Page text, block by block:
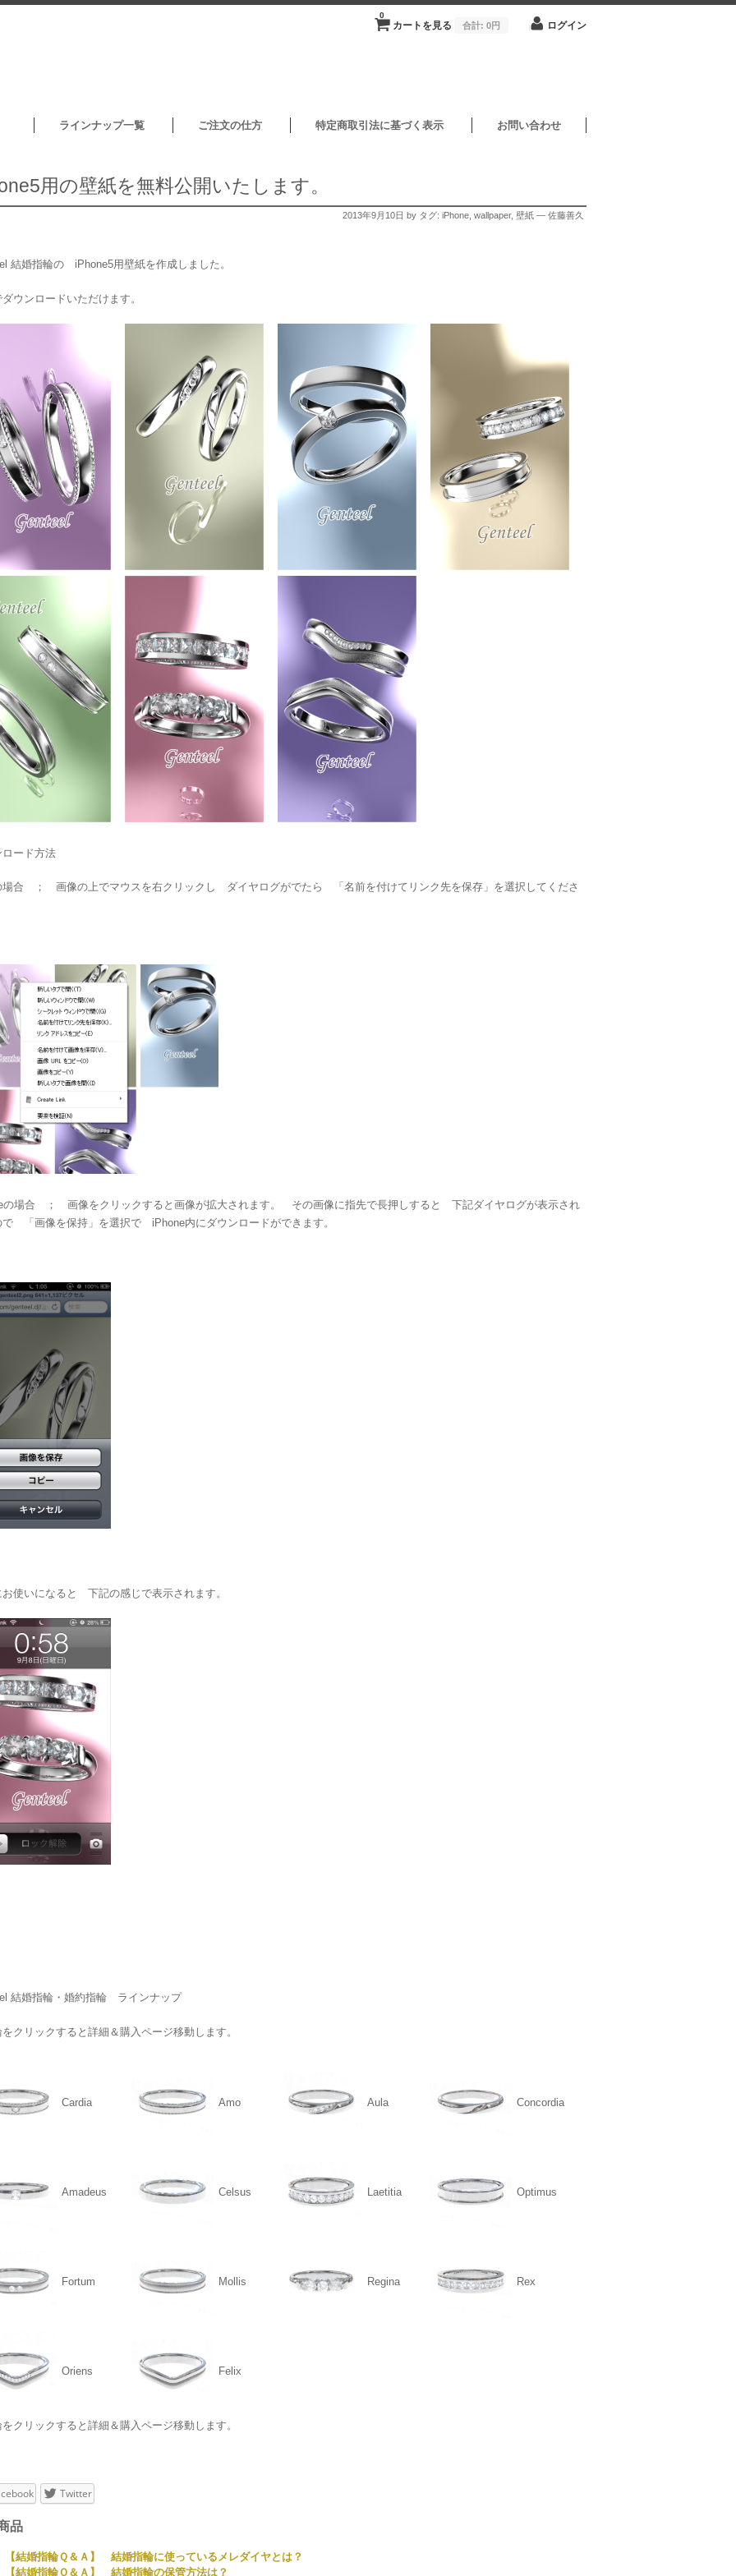
カートを見る
0
合計: 0円 ログイン
ラインナップ一覧 ご注文の仕方 特定商取引法に基づく表示 お問い合わせ
用の壁紙を無料公開いたします。
2013年9月10日 by タグ: iPhone wallpaper, 壁紙 — 佐藤善久
結婚指輪の iPhone5用壁紙を作成しました。
ウンロードいただけます。
ロード方法
場合 ； 画像の上でマウスを右クリックし ダイヤログがでたら 「名前を付けてリンク先を保存」を選択してくださ
の場合 ； 画像をクリックすると画像が拡大されます。 その画像に指先で長押しすると 下記ダイヤログが表示され
で 「画像を保持」を選択で iPhone内にダウンロードができます。
お使いになると 下記の感じで表示されます。
結婚指輪・婚約指輪 ラインナップ
クリックすると詳細＆購入ページ移動します。
Cardia Amo Aula Concordia
Amadeus Celsus Laetitia Optimus
Fortum Mollis Regina Rex
Oriens Felix
クリックすると詳細＆購入ページ移動します。
Twitter
品
【結婚指輪Ｑ＆Ａ】 結婚指輪に使っているメレダイヤとは？
【結婚指輪Ｑ＆Ａ】 結婚指輪の保管方法は？